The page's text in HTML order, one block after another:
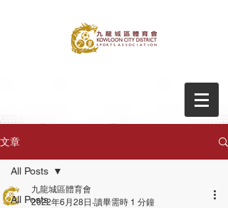
文章
All Posts
All Posts
九龍城區體育會
2022年6月28日 讀畢需時 1 分鐘